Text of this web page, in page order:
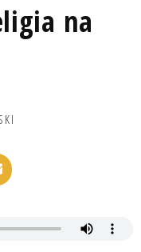
na